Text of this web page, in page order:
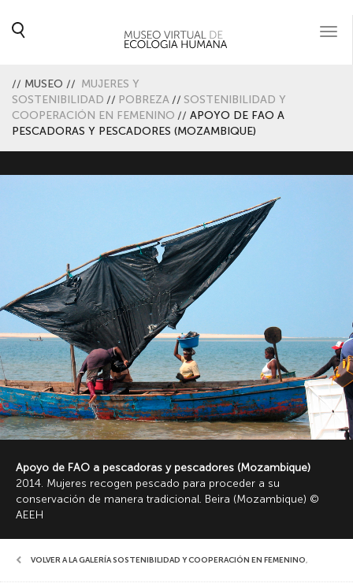
// MUSEO // MUJERES Y
SOSTENIBILIDAD // POBREZA // SOSTENIBILIDAD Y
COOPERACIÓN EN FEMENINO // APOYO DE FAO A
PESCADORAS Y PESCADORES (MOZAMBIQUE)
Apoyo de FAO a pescadoras y pescadores (Mozambique)
2014. Mujeres recogen pescado para proceder a su
conservación de manera tradicional. Beira (Mozambique) ©
AEEH
VOLVER A LA GALERÍA SOSTENIBILIDAD Y COOPERACIÓN EN FEMENINO,